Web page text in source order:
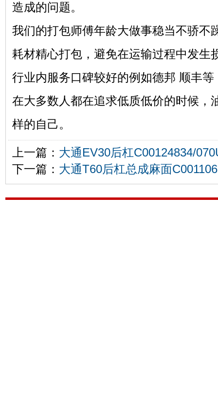
造成的问题。
我们的打包师傅年龄大做事稳当不骄不
耗材精心打包，避免在运输过程中发生
行业内服务口碑较好的例如德邦 顺丰等
在大多数人都在追求低质低价的时候，
样的自己。
上一篇： 大通EV30后杠C00124834/
下一篇： 大通T60后杠总成麻面